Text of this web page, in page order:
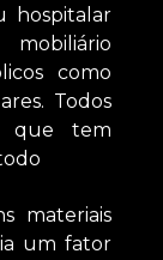
hospitalar
como
Todos
que tem
materiais
um fator